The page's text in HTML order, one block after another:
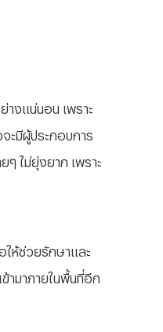
างแน่นอน เพราะ
ะมีผู้ประกอบการ
ไม่ยุ่งยาก เพราะ
ให้ช่วยรักษาและ
ามาภายในพื้นที่อีก